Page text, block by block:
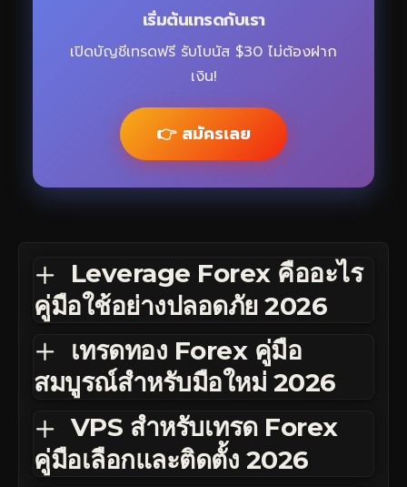
เริ่มต้นเทรดกับเรา
เปิดบัญชีเทรดฟรี รับโบนัส $30 ไม่ต้องฝาก
เงิน!
👉 สมัครเลย
Leverage Forex คืออะไร
คู่มือใช้อย่างปลอดภัย 2026
เทรดทอง Forex คู่มือ
สมบูรณ์สำหรับมือใหม่ 2026
VPS สำหรับเทรด Forex
คู่มือเลือกและติดตั้ง 2026